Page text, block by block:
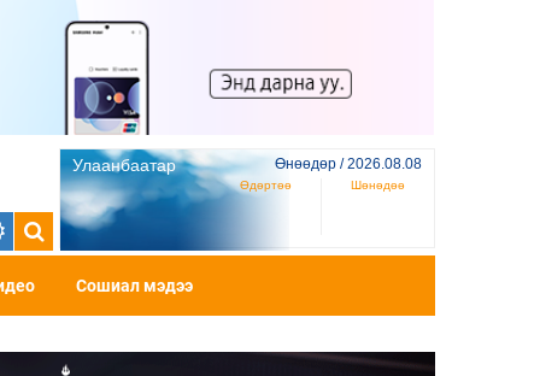
Улаанбаатар Өнөөдөр / 2026.08.08
Өдөртөө Шөнөдөө
Сошиал мэдээ